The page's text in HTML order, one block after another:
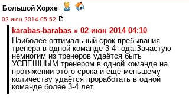
Большой Хорхе -
02 июн 2014 05:52
karabas-barabas » 02 июн 2014 04:10
Наиболее оптимальный срок пребывания
тренера в одной команде 3-4 года.Зачастую
немногим из тренеров удаётся быть
УСПЕШНЫМ тренером в одной команде на
протяжении этого срока и ещё меньшему
количеству удаётся проработать в одной
команде более 3-4 лет.